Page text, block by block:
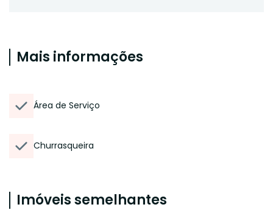
Mais informações
Área de Serviço
Churrasqueira
Imóveis semelhantes